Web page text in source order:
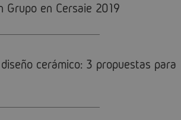
Grupo en Cersaie 2019
cerámico: 3 propuestas para